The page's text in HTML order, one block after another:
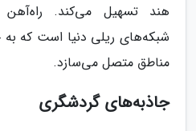
هند تسهیل می‌کند.
شبکه‌های ریلی دنیا است که به
مناطق متصل می‌سازد.
جاذبه‌های گردشگری